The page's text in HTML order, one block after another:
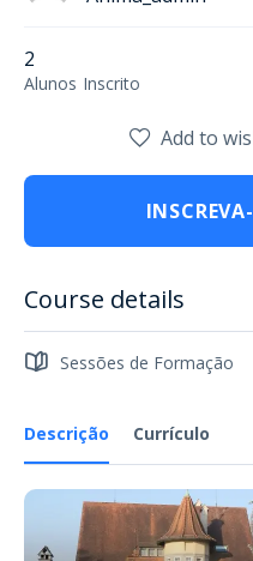
2
Alunos Inscrito
Descrição Currículo
Add to
Course details
Sessões de Formação